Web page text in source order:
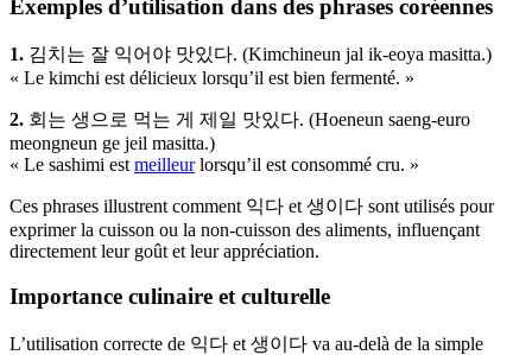
Exemples d’utilisation dans des phrases coréennes
1. 김치는 잘 익어야 맛있다. (Kimchineun jal ik-eoya masitta.)
« Le kimchi est délicieux lorsqu’il est bien fermenté. »
2. 회는 생으로 먹는 게 제일 맛있다. (Hoeneun saeng-euro
meongneun ge jeil masitta.)
« Le sashimi est meilleurlorsqu’il est consommé cru. »
Ces phrases illustrent comment 익다 et 생이다 sont utilisés pour
exprimer la cuisson ou la non-cuisson des aliments, influençant
directement leur goût et leur appréciation.
Importance culinaire et culturelle
L’utilisation correcte de 익다 et 생이다 va au-delà de la simple